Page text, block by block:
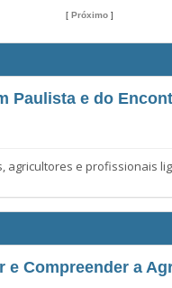
[ Próximo ]
Paulista e do
e profissionais
e Compreender a